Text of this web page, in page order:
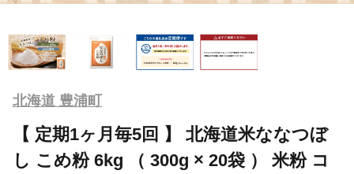
北海道 豊浦町
【 定期1ヶ月毎5回 】 北海道米ななつぼ
し こめ粉 6kg （ 300g × 20袋 ） 米粉 コ